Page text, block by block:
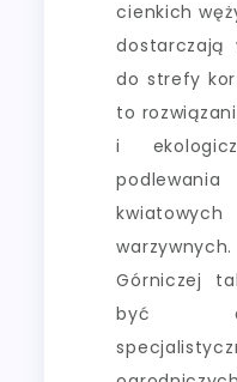
cienkich
dostarczają
do strefy
to
i
podlewania
Górniczej
być